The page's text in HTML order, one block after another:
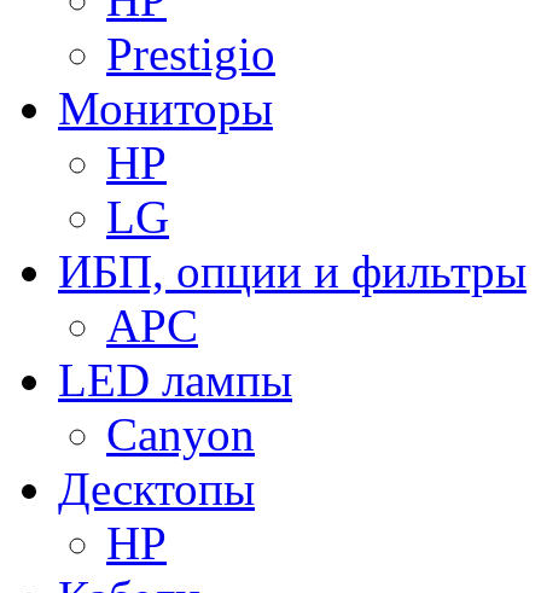
Prestigio
Мониторы
HP
LG
ИБП, опции и фильтры
APC
LED лампы
Canyon
Десктопы
HP